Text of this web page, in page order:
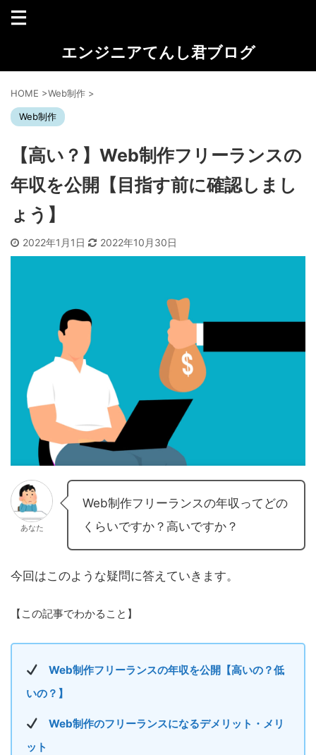
エンジニアてんし君ブログ
HOME >Web制作 >
Web制作
【高い？】Web制作フリーランスの
年収を公開【目指す前に確認しまし
ょう】
2022年1月1日 2022年10月30日
あなた
Web制作フリーランスの年収ってどの
くらいですか？高いですか？
今回はこのような疑問に答えていきます。
【この記事でわかること】
Web制作フリーランスの年収を公開【高いの？低
いの？】
Web制作のフリーランスになるデメリット・メリ
ット